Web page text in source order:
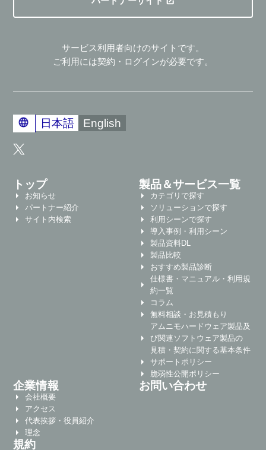
サービス利用者向けのサイトです。
ご利用には契約・ログインが必要です。
日本語 English
トップ
お知らせ
パートナー紹介
サイト内検索
製品＆サービス一覧
カテゴリで探す
ソリューションで探す
利用シーンで探す
導入事例・利用シーン
製品資料DL
製品比較
おすすめ製品診断
仕様書・マニュアル・利用規
約一覧
コラム
無料相談・お見積もり
アムニモハードウェア製品及
び関連ソフトウェア製品の
見積・契約に関する基本条件
サポートポリシー
脆弱性公開ポリシー
企業情報
会社概要
アクセス
代表挨拶・役員紹介
理念
お問い合わせ
規約